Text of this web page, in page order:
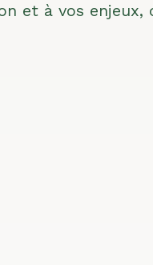
et à vos